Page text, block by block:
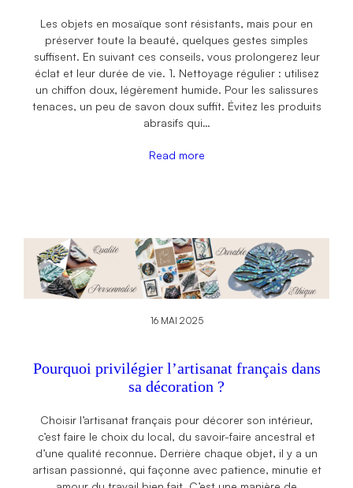
Les objets en mosaïque sont résistants, mais pour en
préserver toute la beauté, quelques gestes simples
suffisent. En suivant ces conseils, vous prolongerez leur
éclat et leur durée de vie. 1. Nettoyage régulier : utilisez
un chiffon doux, légèrement humide. Pour les salissures
tenaces, un peu de savon doux suffit. Évitez les produits
abrasifs qui…
Read more
16 MAI 2025
Pourquoi privilégier l’artisanat français dans
sa décoration ?
Choisir l’artisanat français pour décorer son intérieur,
c’est faire le choix du local, du savoir-faire ancestral et
d’une qualité reconnue. Derrière chaque objet, il y a un
artisan passionné, qui façonne avec patience, minutie et